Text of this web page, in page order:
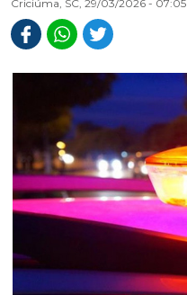
Criciúma, SC, 29/03/2026 - 07:05